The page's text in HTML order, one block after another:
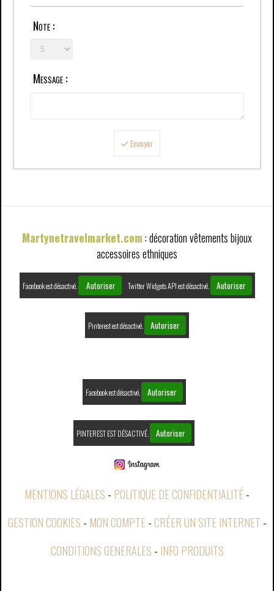
Note :
Message :
Envoyer
Martynetravelmarket.com: décoration vêtements bijoux
accessoires ethniques
Facebook est désactivé. Autoriser Twitter Widgets API est désactivé. Autoriser
Pinterest est désactivé. Autoriser
Facebook est désactivé. Autoriser
PINTEREST EST DÉSACTIVÉ. Autoriser
MENTIONS LÉGALES
POLITIQUE DE CONFIDENTIALITÉ
GESTION COOKIES
MON COMPTE CRÉER UN SITE INTERNET
CONDITIONS GENERALES
INFO PRODUITS